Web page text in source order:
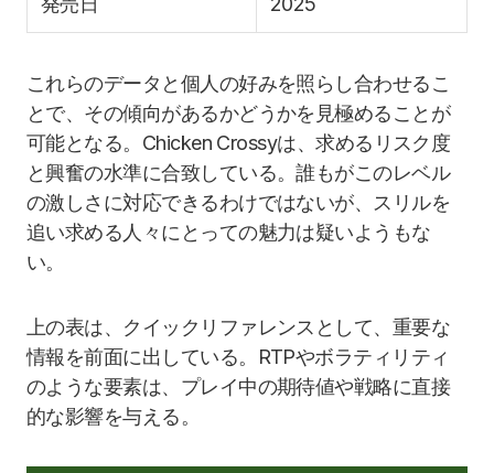
これらのデータと個人の好みを照らし合わせるこ
とで、その傾向があるかどうかを見極めることが
可能となる。Chicken Crossyは、求めるリスク度
と興奮の水準に合致している。誰もがこのレベル
の激しさに対応できるわけではないが、スリルを
追い求める人々にとっての魅力は疑いようもな
い。
上の表は、クイックリファレンスとして、重要な
情報を前面に出している。RTPやボラティリティ
のような要素は、プレイ中の期待値や戦略に直接
的な影響を与える。